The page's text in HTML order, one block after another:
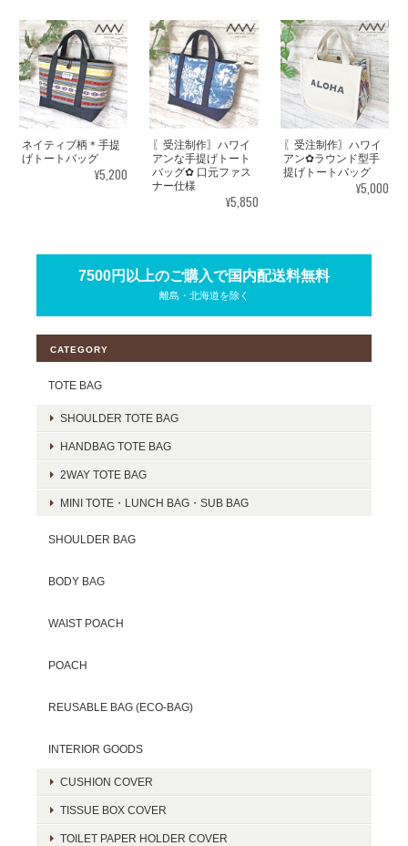
ネイティブ柄＊手提
げトートバッグ
¥5,200
〖受注制作〗ハワイ
アンな手提げトート
バッグ✿ 口元ファス
ナー仕様
¥5,850
〖受注制作〗ハワイ
アン✿ラウンド型手
提げトートバッグ
¥5,000
7500円以上のご購入で国内配送料無料
離島・北海道を除く
CATEGORY
TOTE BAG
SHOULDER TOTE BAG
HANDBAG TOTE BAG
2WAY TOTE BAG
MINI TOTE・LUNCH BAG・SUB BAG
SHOULDER BAG
BODY BAG
WAIST POACH
POACH
REUSABLE BAG (ECO-BAG)
INTERIOR GOODS
CUSHION COVER
TISSUE BOX COVER
TOILET PAPER HOLDER COVER